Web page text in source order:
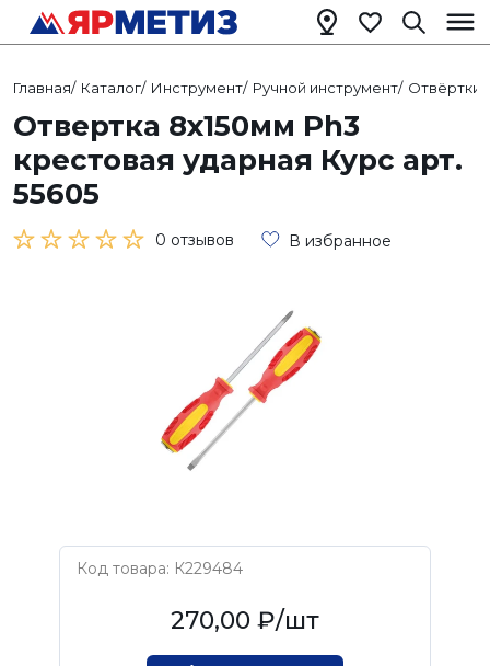
Главная/ Каталог/ Инструмент/ Ручной инструмент/ Отвёртки
Отвертка 8х150мм Ph3
крестовая ударная Курс арт.
55605
0 отзывов В избранное
Код товара: К229484
270,00 ₽/шт